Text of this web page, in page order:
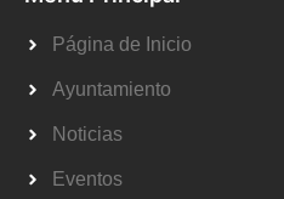
Página de Inicio
Ayuntamiento
Noticias
Eventos